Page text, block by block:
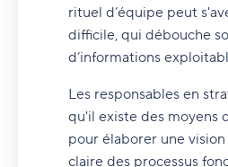
rituel d’équipe peut
difficile, qui débouche
d’informations
Les responsables en
qu'il existe des moyens
pour élaborer une
claire des processus